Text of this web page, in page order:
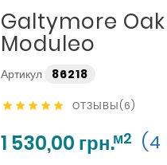
Galtymore Oak
Moduleo
Артикул 86218
     ОТЗЫВЫ(6)
1 530,00 грн.м2 (4